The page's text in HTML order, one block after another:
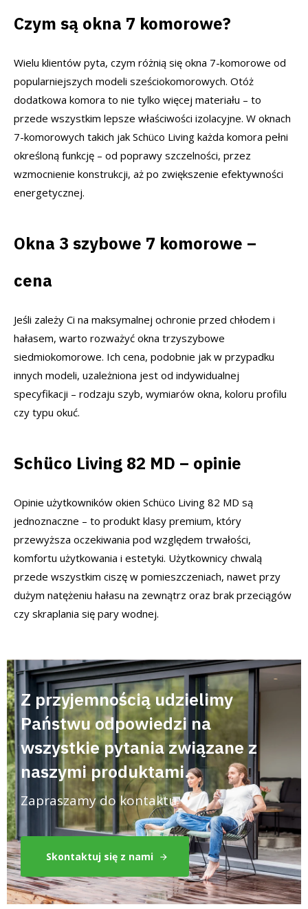
Czym są okna 7 komorowe?
Wielu klientów pyta, czym różnią się okna 7-komorowe od
popularniejszych modeli sześciokomorowych. Otóż
dodatkowa komora to nie tylko więcej materiału – to
przede wszystkim lepsze właściwości izolacyjne. W oknach
7-komorowych takich jak Schüco Living każda komora pełni
określoną funkcję – od poprawy szczelności, przez
wzmocnienie konstrukcji, aż po zwiększenie efektywności
energetycznej.
Okna 3 szybowe 7 komorowe –
cena
Jeśli zależy Ci na maksymalnej ochronie przed chłodem i
hałasem, warto rozważyć okna trzyszybowe
siedmiokomorowe. Ich cena, podobnie jak w przypadku
innych modeli, uzależniona jest od indywidualnej
specyfikacji – rodzaju szyb, wymiarów okna, koloru profilu
czy typu okuć.
Schüco Living 82 MD – opinie
Opinie użytkowników okien Schüco Living 82 MD są
jednoznaczne – to produkt klasy premium, który
przewyższa oczekiwania pod względem trwałości,
komfortu użytkowania i estetyki. Użytkownicy chwalą
przede wszystkim ciszę w pomieszczeniach, nawet przy
dużym natężeniu hałasu na zewnątrz oraz brak przeciągów
czy skraplania się pary wodnej.
Z przyjemnością udzielimy
Państwu odpowiedzi na
wszystkie pytania związane z
naszymi produktami.
Zapraszamy do kontaktu
Skontaktuj się z nami